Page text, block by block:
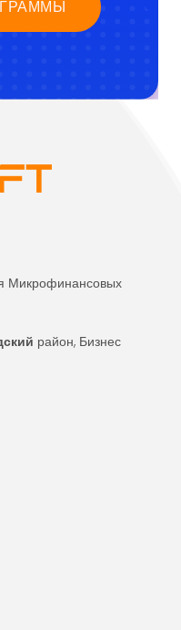
Микрофинансовых
район, Бизнес